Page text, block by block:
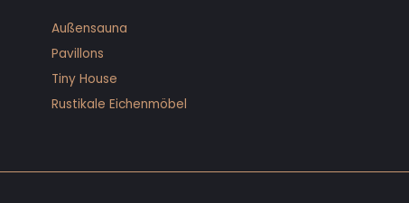
Außensauna
Pavillons
Tiny House
Rustikale Eichenmöbel